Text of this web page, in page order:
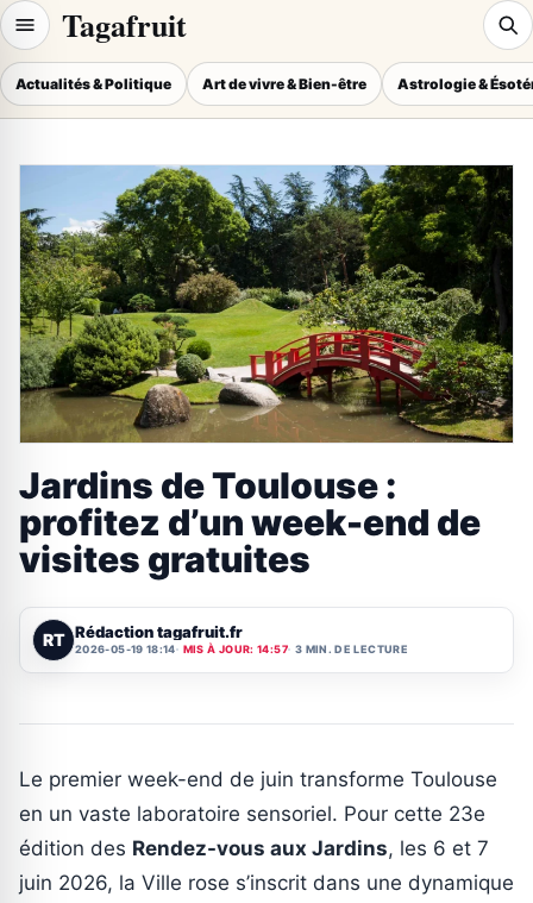
Tagafruit
Actualités & Politique Art de vivre & Bien-être Astrologie &
Jardins de Toulouse :
profitez d’un week-end de
visites gratuites
RT Rédaction tagafruit.fr
2026-05-19 18:14 MIS À JOUR: 14:57 3 MIN. DE LECTURE
Le premier week-end de juin transforme Toulouse
en un vaste laboratoire sensoriel. Pour cette 23e
édition des Rendez-vous aux Jardins, les 6 et 7
juin 2026, la Ville rose s’inscrit dans une dynamique